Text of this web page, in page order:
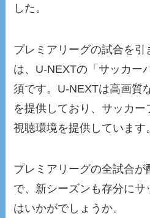
した。
プレミアリーグの試合を引
は、U-NEXTの「サッカー
須です。U-NEXTは高画質
を提供しており、サッカ
視聴環境を提供しています
プレミアリーグの全試合
で、新シーズンも存分にサ
はいかがでしょうか。